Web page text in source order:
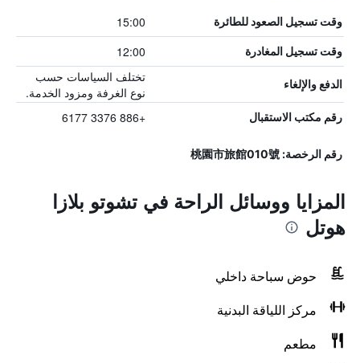
وقت تسجيل الصعود للطائرة 15:00
وقت تسجيل المغادرة 12:00
الدفع والإلغاء
تختلف السياسات حسب
نوع الغرفة ومزود الخدمة.
رقم مكتب الاستقبال +886 3376 6177
رقم الرخصة: 桃園市旅館010號
المزايا ووسائل الراحة في تشوتو بلازا
هوتل
حوض سباحة داخلي
مركز اللياقة البدنية
مطعم